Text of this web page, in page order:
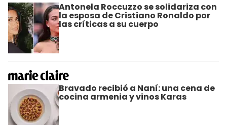
Antonela Roccuzzo se solidariza con
la esposa de Cristiano Ronaldo por
las críticas a su cuerpo
Bravado recibió a Naní: una cena de
cocina armenia y vinos Karas